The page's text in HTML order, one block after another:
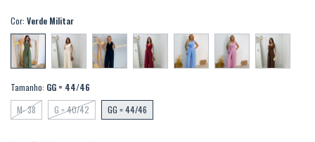
Cor: Verde Militar
Tamanho: GG = 44/46
M- 38
G = 40/42 GG = 44/46